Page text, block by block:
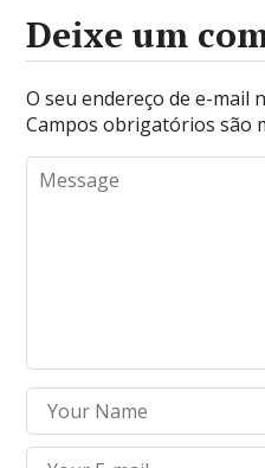
Deixe um
O seu endereço de e-mail
Campos obrigatórios são